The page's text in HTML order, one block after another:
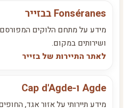
Fonséranes בבזייר
מידע על מתחם הלוקים
ושירותים במקום.
לאתר התיירות של בזייר
Agde ו-Cap d'Agde
מידע תיירותי על אזור אגד,